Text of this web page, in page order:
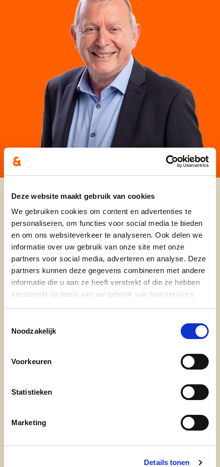
Deze website maakt gebruik van cookies
We gebruiken cookies om content en advertenties te
personaliseren, om functies voor social media te bieden
en om ons websiteverkeer te analyseren. Ook delen we
informatie over uw gebruik van onze site met onze
partners voor social media, adverteren en analyse. Deze
partners kunnen deze gegevens combineren met andere
informatie die u aan ze heeft verstrekt of die ze hebben
verzameld op basis van uw gebruik van hun services.
Noodzakelijk
Voorkeuren
Statistieken
Marketing
Details tonen
- Woonplaats: Denderleeuw
- functie: Voorzitter Senioren CD&V Denderleeuw
- beroep: gepensioneerd
- Hobby's/ervaring in: wandelen en fietsen, actief
in de fietsbib & bestuurslid bij verschillende
Omdat ik geloof dat de duale samenleving in
manier een versterking van het buurtgevoel kan
2) Wat wil ik veranderen in Denderleeuw?
- meer sociale woningen